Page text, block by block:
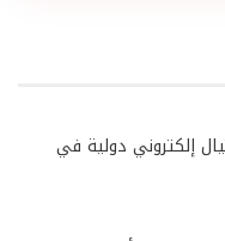
إلكتروني دولية في